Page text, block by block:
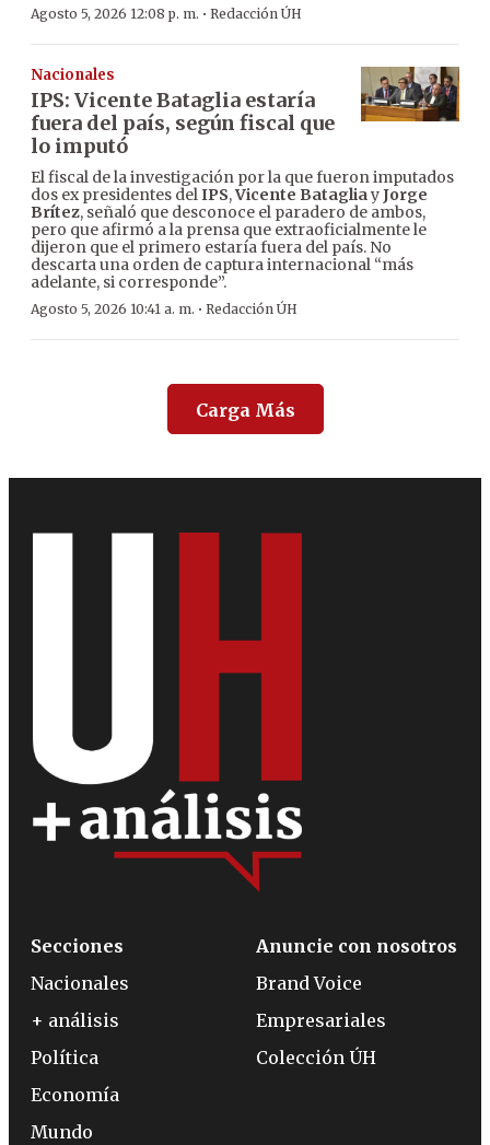
Agosto 5, 2026 12:08 p. m. · Redacción ÚH
Nacionales
IPS: Vicente Bataglia estaría
fuera del país, según fiscal que
lo imputó
El fiscal de la investigación por la que fueron imputados
dos ex presidentes delIPS,Vicente BatagliayJorge
Brítez, señaló que desconoce el paradero de ambos,
pero que afirmó a la prensa que extraoficialmente le
dijeron que el primero estaría fuera del país. No
descarta una orden de captura internacional “más
adelante, si corresponde”.
Agosto 5, 2026 10:41 a. m. · Redacción ÚH
Carga Más
Secciones
Nacionales
+ análisis
Política
Economía
Mundo
Anuncie con nosotros
Brand Voice
Empresariales
Colección ÚH